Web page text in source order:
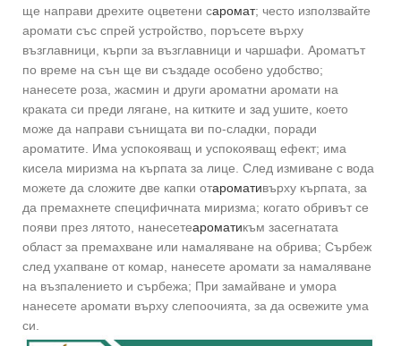
ще направи дрехите оцветени саромат; често използвайте
аромати със спрей устройство, поръсете върху
възглавници, кърпи за възглавници и чаршафи. Ароматът
по време на сън ще ви създаде особено удобство;
нанесете роза, жасмин и други ароматни аромати на
краката си преди лягане, на китките и зад ушите, което
може да направи сънищата ви по-сладки, поради
ароматите. Има успокояващ и успокояващ ефект; има
кисела миризма на кърпата за лице. След измиване с вода
можете да сложите две капки отаромативърху кърпата, за
да премахнете специфичната миризма; когато обривът се
появи през лятото, нанесетеароматикъм засегнатата
област за премахване или намаляване на обрива; Сърбеж
след ухапване от комар, нанесете аромати за намаляване
на възпалението и сърбежа; При замайване и умора
нанесете аромати върху слепоочията, за да освежите ума
си.